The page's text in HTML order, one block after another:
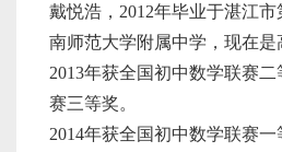
戴悦浩，2012年毕业于湛江
南师范大学附属中学，现在是
2013年获全国初中数学联赛
赛三等奖。
2014年获全国初中数学联赛